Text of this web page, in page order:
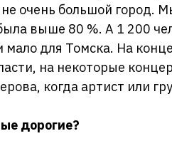
очень большой город.
выше 80 %. А 1 200
мало для Томска. На
на некоторые
когда артист или
дорогие?